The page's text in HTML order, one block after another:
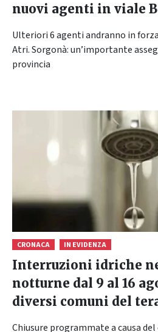
nuovi agenti in viale
Ulteriori 6 agenti andranno in
Atri. Sorgonà: un’importante
provincia
CRONACA IN EVIDENZA
Interruzioni idriche
notturne dal 9 al 16
diversi comuni del
Chiusure programmate a causa